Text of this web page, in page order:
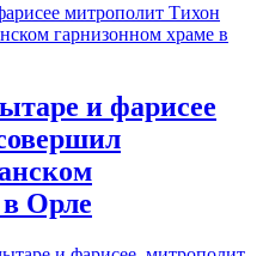
и фарисее
Орле